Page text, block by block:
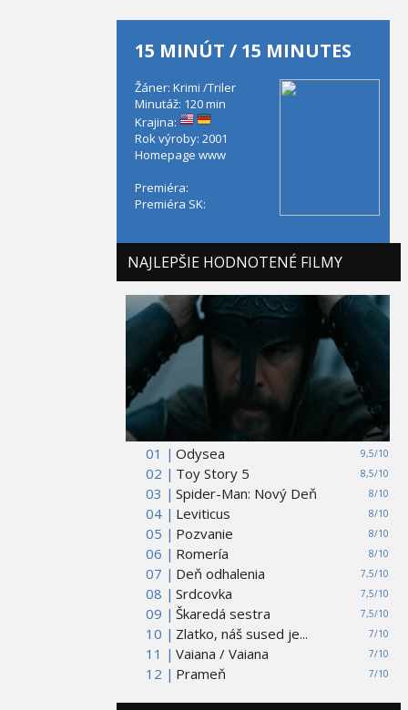
15 MINÚT / 15 MINUTES
Žáner: Krimi /Triler
Minutáž: 120 min
Krajina:
Rok výroby: 2001
Homepage www
Premiéra:
Premiéra SK:
NAJLEPŠIE HODNOTENÉ FILMY
01 | 9,5/10
Odysea
02 |
8,5/10
Toy Story 5
03 |
8/10
Spider-Man: Nový Deň
04 |
8/10
Leviticus
05 |
8/10
Pozvanie
06 |
8/10
Romería
07 |
7,5/10
Deň odhalenia
08 |
7,5/10
Srdcovka
09 |
7,5/10
Škaredá sestra
10 |
7/10
Zlatko, náš sused je...
11 |
7/10
Vaiana / Vaiana
12 |
7/10
Prameň